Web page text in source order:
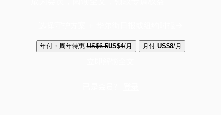
年付・周年特惠 US$6.5US$4/月 月付 US$8/月